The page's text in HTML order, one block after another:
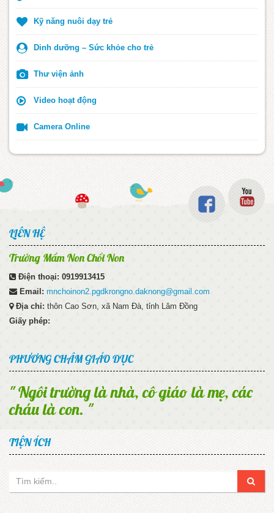
Kỹ năng nuôi dạy trẻ
Dinh dưỡng – Sức khỏe cho trẻ
Thư viện ảnh
Video hoạt động
Camera Online
LIÊN HỆ
Trường Mầm Non Chồi Non
Điện thoại: 0919913415
Email: mnchoinon2.pgdkrongno.daknong@gmail.com
Địa chỉ: thôn Cao Sơn, xã Nam Đà, tỉnh Lâm Đồng
Giấy phép:
PHƯƠNG CHÂM GIÁO DỤC
" Ngôi trường là nhà, cô giáo là mẹ, các
cháu là con. "
TIỆN ÍCH